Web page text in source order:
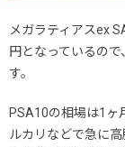
メガラティアスex
円となっているの
す。
PSA10の相場は1ヶ
ルカリなどで急に